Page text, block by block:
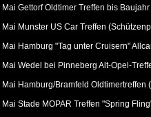
Mai Gettorf Oldtimer Treffen bis
Mai Munster US Car Treffen
Mai Hamburg "Tag unter Cruisern"
Mai Wedel bei Pinneberg Alt-Opel-
Mai Hamburg/Bramfeld Oldtimertreffen
Mai Stade MOPAR Treffen "Spring